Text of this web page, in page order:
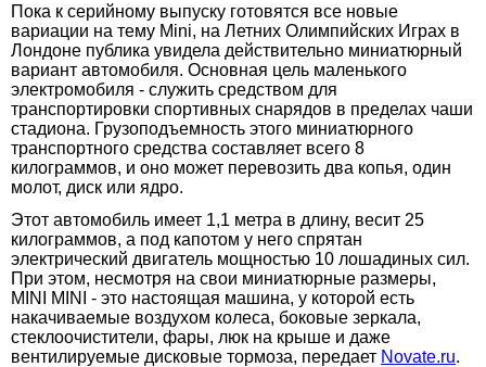
Пока к серийному выпуску готовятся все новые
вариации на тему Mini, на Летних Олимпийских Играх в
Лондоне публика увидела действительно миниатюрный
вариант автомобиля. Основная цель маленького
электромобиля - служить средством для
транспортировки спортивных снарядов в пределах чаши
стадиона. Грузоподъемность этого миниатюрного
транспортного средства составляет всего 8
килограммов, и оно может перевозить два копья, один
молот, диск или ядро.
Этот автомобиль имеет 1,1 метра в длину, весит 25
килограммов, а под капотом у него спрятан
электрический двигатель мощностью 10 лошадиных сил.
При этом, несмотря на свои миниатюрные размеры,
MINI MINI - это настоящая машина, у которой есть
накачиваемые воздухом колеса, боковые зеркала,
стеклоочистители, фары, люк на крыше и даже
вентилируемые дисковые тормоза, передает Novate.ru.